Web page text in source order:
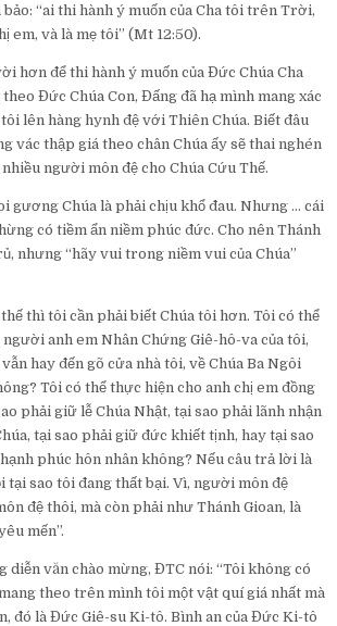
bảo: “ai thi hành ý muốn của Cha tôi trên Trời,
em, và là mẹ tôi” (Mt 12:50).
hơn để thi hành ý muốn của Đức Chúa Cha
Đức Chúa Con, Đấng đã hạ mình mang xác
lên hàng hynh đệ với Thiên Chúa. Biết đâu
vác thập giá theo chân Chúa ấy sẽ thai nghén
người môn đệ cho Chúa Cứu Thế.
gương Chúa là phải chịu khổ đau. Nhưng … cái
có tiềm ẩn niềm phúc đức. Cho nên Thánh
nhưng “hãy vui trong niềm vui của Chúa”
thì tôi cần phải biết Chúa tôi hơn. Tôi có thể
anh em Nhân Chứng Giê-hô-va của tôi,
hay đến gõ cửa nhà tôi, về Chúa Ba Ngôi
Tôi có thể thực hiện cho anh chị em đồng
phải giữ lễ Chúa Nhật, tại sao phải lãnh nhận
tại sao phải giữ đức khiết tịnh, hay tại sao
phúc hôn nhân không? Nếu câu trả lời là
tại sao tôi đang thất bại. Vì, người môn đệ
đệ thôi, mà còn phải như Thánh Gioan, là
mến”.
diễn văn chào mừng, ĐTC nói: “Tôi không có
theo trên mình tôi một vật quí giá nhất mà
đó là Đức Giê-su Ki-tô. Bình an của Đức Ki-tô